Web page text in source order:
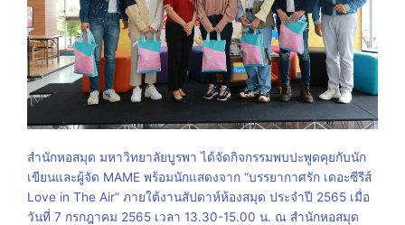
สำนักหอสมุด มหาวิทยาลัยบูรพา ได้จัดกิจกรรมพบปะพูดคุยกับนัก
เขียนและผู้จัด MAME พร้อมนักแสดงจาก “บรรยากาศรัก เดอะซีรีส์
Love in The Air” ภายใต้งานสัปดาห์ห้องสมุด ประจำปี 2565 เมื่อ
วันที่ 7 กรกฎาคม 2565 เวลา 13.30-15.00 น. ณ สำนักหอสมุด